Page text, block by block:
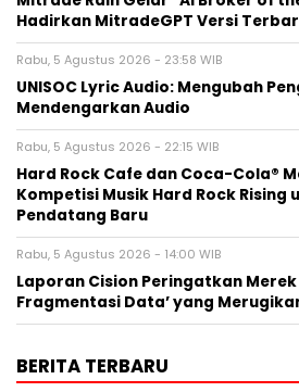
Hadirkan MitradeGPT Versi
Rabu, 5 Agustus 2026 - 23:58 WIB
UNISOC Lyric Audio: Mengubah
Mendengarkan Audio
Rabu, 5 Agustus 2026 - 22:15 WIB
Hard Rock Cafe dan Coca-Cola®
Kompetisi Musik Hard Rock Rising
Pendatang Baru
Rabu, 5 Agustus 2026 - 14:00 WIB
Laporan Cision Peringatkan
Fragmentasi Data’ yang
BERITA TERBARU